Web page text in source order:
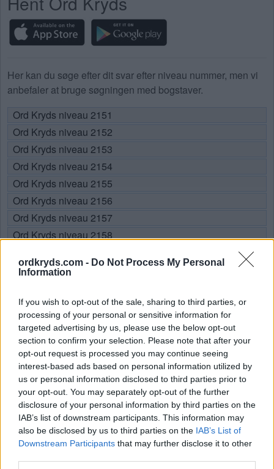
ordkryds.com - Do Not Process My Personal
Information
If you wish to opt-out of the sale, sharing to third parties, or
processing of your personal or sensitive information for
targeted advertising by us, please use the below opt-out
section to confirm your selection. Please note that after your
opt-out request is processed you may continue seeing
interest-based ads based on personal information utilized by
us or personal information disclosed to third parties prior to
your opt-out. You may separately opt-out of the further
disclosure of your personal information by third parties on the
IAB’s list of downstream participants. This information may
also be disclosed by us to third parties on the IAB’s List of
Downstream Participants that may further disclose it to other
Her kan du søge efter dit svar efter niveau nummer, men vi
anbefaler at bruge søgningen med bogstaver.
Ord Kryds niveau 2151
Ord Kryds niveau 2152
Ord Kryds niveau 2153
Ord Kryds niveau 2154
Ord Kryds niveau 2155
Ord Kryds niveau 2156
Ord Kryds niveau 2157
Ord Kryds niveau 2158
Ord Kryds niveau 2160
Sponsored Links